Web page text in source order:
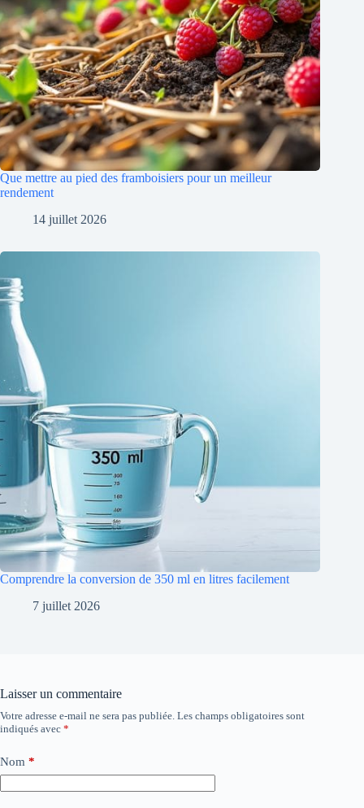
Que mettre au pied des framboisiers pour un meilleur
rendement
14 juillet 2026
Comprendre la conversion de 350 ml en litres facilement
7 juillet 2026
Laisser un commentaire
Votre adresse e-mail ne sera pas publiée. Les champs obligatoires sont
indiqués avec *
Nom *